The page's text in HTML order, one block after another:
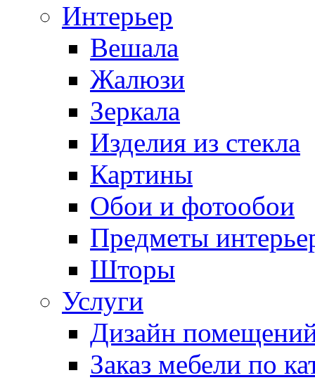
Интерьер
Вешала
Жалюзи
Зеркала
Изделия из стекла
Картины
Обои и фотообои
Предметы
Шторы
Услуги
Дизайн
Заказ мебели по